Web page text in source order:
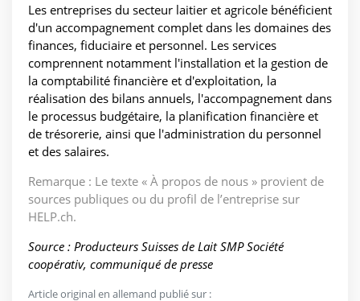
Les entreprises du secteur laitier et agricole bénéficient
d'un accompagnement complet dans les domaines des
finances, fiduciaire et personnel. Les services
comprennent notamment l'installation et la gestion de
la comptabilité financière et d'exploitation, la
réalisation des bilans annuels, l'accompagnement dans
le processus budgétaire, la planification financière et
de trésorerie, ainsi que l'administration du personnel
et des salaires.
Remarque : Le texte « À propos de nous » provient de
sources publiques ou du profil de l’entreprise sur
HELP.ch.
Source : Producteurs Suisses de Lait SMP Société
coopérativ, communiqué de presse
Article original en allemand publié sur :